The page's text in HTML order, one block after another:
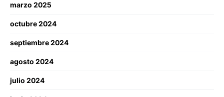
marzo 2025
octubre 2024
septiembre 2024
agosto 2024
julio 2024